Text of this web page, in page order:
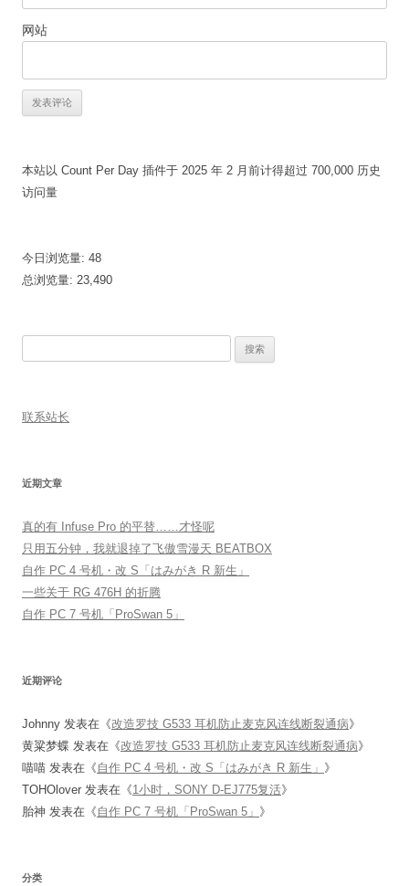
网站
本站以 Count Per Day 插件于 2025 年 2 月前计得超过 700,000 历史
访问量
今日浏览量: 48
总浏览量: 23,490
索：
联系站长
近期文章
真的有 Infuse Pro 的平替……才怪呢
只用五分钟，我就退掉了飞傲雪漫天 BEATBOX
自作 PC 4 号机・改 S「はみがき R 新生」
一些关于 RG 476H 的折腾
自作 PC 7 号机「ProSwan 5」
近期评论
Johnny 发表在《改造罗技 G533 耳机防止麦克风连线断裂通病》
黄粱梦蝶 发表在《改造罗技 G533 耳机防止麦克风连线断裂通病》
喵喵 发表在《自作 PC 4 号机・改 S「はみがき R 新生」 》
TOHOlover 发表在《1小时，SONY D-EJ775复活》
胎神 发表在《自作 PC 7 号机「ProSwan 5」 》
分类